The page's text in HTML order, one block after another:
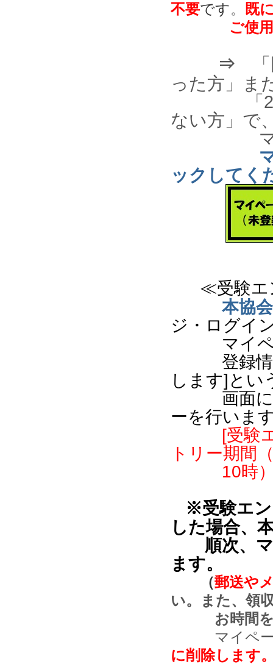
不要です。
既
ご使用く
⇒ 「
った方」ま
「2020
ない方」で
マイペ
ックしてく
≪受験エ
本協
ジ・ログイ
マイ
登録情報
します]とい
画面
ーを行いま
[受験
トリー期間
10時
※受験エン
した場合、
順次、マ
ます。
（郵送や
い。また、領
お時間をい
マイペー
に削除します